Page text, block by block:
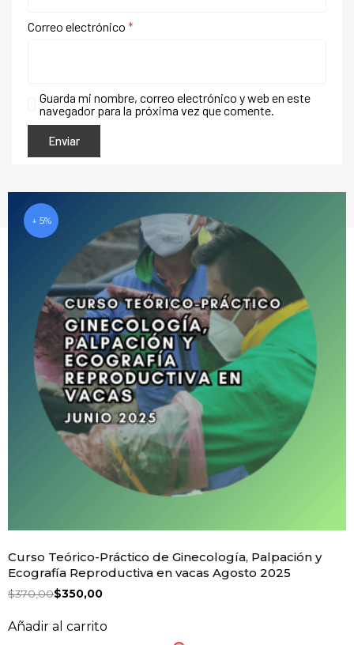
Correo electrónico *
Guarda mi nombre, correo electrónico y web en este
navegador para la próxima vez que comente.
↓ 5%
Curso Teórico-Práctico de Ginecología, Palpación y
Ecografía Reproductiva en vacas Agosto 2025
$370,00$350,00
Añadir al carrito